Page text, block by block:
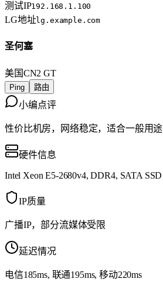
测试IP192.168.1.100
LG地址lg.example.com
圣何塞
美国CN2 GT
Ping 路由
小编点评
性价比机房，网络稳定，适合一般用途
硬件信息
Intel Xeon E5-2680v4, DDR4, SATA SSD
IP质量
广播IP，部分流媒体受限
延迟情况
电信185ms, 联通195ms, 移动220ms